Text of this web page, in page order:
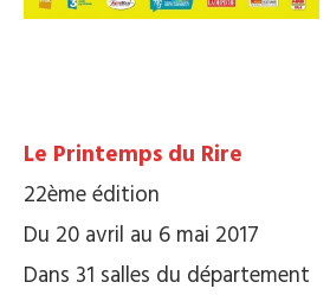
Le Printemps du Rire
22ème édition
Du 20 avril au 6 mai 2017
Dans 31 salles du département